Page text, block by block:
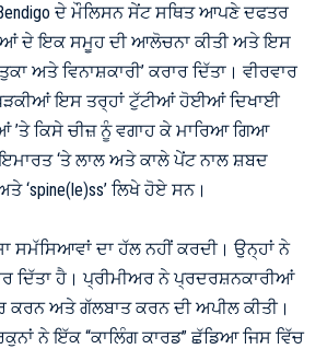
ਦੇ ਮੌਲਿਸਨ ਸੇਂਟ ਸਥਿਤ ਆਪਣੇ ਦਫਤਰ
ਦੇ ਇਕ ਸਮੂਹ ਦੀ ਆਲੋਚਨਾ ਕੀਤੀ ਅਤੇ ਇਸ
ਅਤੇ ਵਿਨਾਸ਼ਕਾਰੀ’ ਕਰਾਰ ਦਿੱਤਾ। ਵੀਰਵਾਰ
ਇਸ ਤਰ੍ਹਾਂ ਟੁੱਟੀਆਂ ਹੋਈਆਂ ਦਿਖਾਈ
’ਤੇ ਕਿਸੇ ਚੀਜ਼ ਨੂੰ ਵਗਾਹ ਕੇ ਮਾਰਿਆ ਗਿਆ
‘ਤੇ ਲਾਲ ਅਤੇ ਕਾਲੇ ਪੇਂਟ ਨਾਲ ਸ਼ਬਦ
ਅਤੇ ‘spine(le)ss’ ਲਿਖੇ ਹੋਏ ਸਨ।
ਸਮੱਸਿਆਵਾਂ ਦਾ ਹੱਲ ਨਹੀਂ ਕਰਦੀ। ਉਨ੍ਹਾਂ ਨੇ
ਦਿੱਤਾ ਹੈ। ਪ੍ਰੀਮੀਅਰ ਨੇ ਪ੍ਰਦਰਸ਼ਨਕਾਰੀਆਂ
ਕਰਨ ਅਤੇ ਗੱਲਬਾਤ ਕਰਨ ਦੀ ਅਪੀਲ ਕੀਤੀ।
ਨੇ ਇੱਕ “ਕਾਲਿੰਗ ਕਾਰਡ” ਛੱਡਿਆ ਜਿਸ ਵਿੱਚ